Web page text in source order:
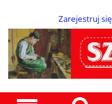
Zarejestruj się